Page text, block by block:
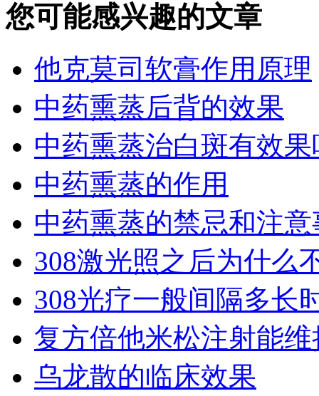
您可能感兴趣的文章
他克莫司软膏作用原理
中药熏蒸后背的效果
中药熏蒸治白斑有效
中药熏蒸的作用
中药熏蒸的禁忌和注意
308激光照之后为什么
308光疗一般间隔多长
复方倍他米松注射能
乌龙散的临床效果